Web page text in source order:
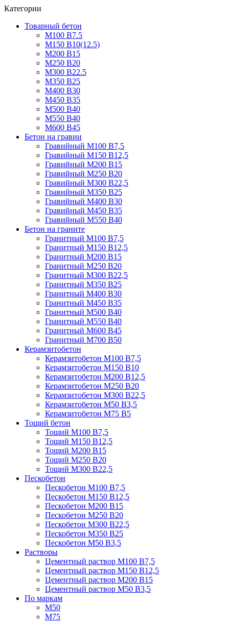
Категории
Товарный бетон
М100 В7.5
М150 В10(12.5)
М200 В15
М250 В20
М300 В22.5
М350 В25
М400 В30
М450 В35
М500 В40
М550 В40
М600 В45
Бетон на гравии
Гравийный М100 В7,5
Гравийный М150 В12,5
Гравийный М200 В15
Гравийный М250 В20
Гравийный М300 В22,5
Гравийный М350 В25
Гравийный М400 В30
Гравийный М450 В35
Гравийный М550 В40
Бетон на граните
Гранитный М100 В7,5
Гранитный М150 В12,5
Гранитный М200 В15
Гранитный М250 В20
Гранитный М300 В22,5
Гранитный М350 В25
Гранитный М400 В30
Гранитный М450 В35
Гранитный М500 В40
Гранитный М550 В40
Гранитный М600 В45
Гранитный М700 В50
Керамзитобетон
Керамзитобетон М100 В7,5
Керамзитобетон М150 В10
Керамзитобетон М200 В12,5
Керамзитобетон М250 В20
Керамзитобетон М300 В22,5
Керамзитобетон М50 В3,5
Керамзитобетон М75 В5
Тощий бетон
Тощий М100 В7,5
Тощий М150 В12,5
Тощий М200 В15
Тощий М250 В20
Тощий М300 В22,5
Пескобетон
Пескобетон М100 В7,5
Пескобетон М150 В12,5
Пескобетон М200 В15
Пескобетон М250 В20
Пескобетон М300 В22,5
Пескобетон М350 В25
Пескобетон М50 В3,5
Растворы
Цементный раствор М100 В7,5
Цементный раствор М150 В12,5
Цементный раствор М200 В15
Цементный раствор М50 В3,5
По маркам
М50
М75